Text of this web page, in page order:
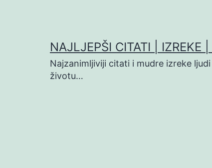
NAJLJEPŠI CITATI | IZREKE |
Najzanimljiviji citati i mudre izreke
životu…